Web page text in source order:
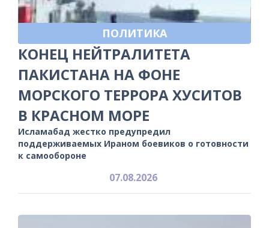
ПОЛИТИКА
КОНЕЦ НЕЙТРАЛИТЕТА
ПАКИСТАНА НА ФОНЕ
МОРСКОГО ТЕРРОРА ХУСИТОВ
В КРАСНОМ МОРЕ
Исламабад жестко предупредил
поддерживаемых Ираном боевиков о готовности
к самообороне
07.08.2026